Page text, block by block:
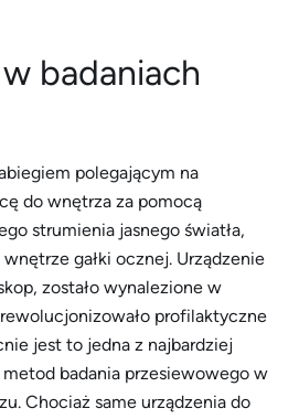
badaniach
polegającym na
do wnętrza za pomocą
strumienia jasnego światła,
gałki ocznej. Urządzenie
zostało wynalezione w
profilaktyczne
jest to jedna z najbardziej
badania przesiewowego w
Chociaż same urządzenia do